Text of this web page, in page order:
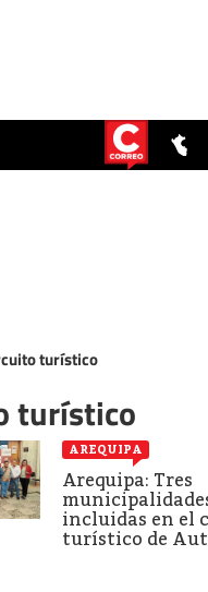
turístico
turístico
AREQUIPA
Arequipa: Tres
incluidas en el
turístico de